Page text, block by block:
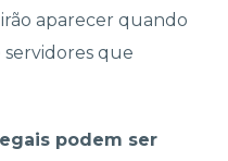
aparecer quando
servidores que
podem ser